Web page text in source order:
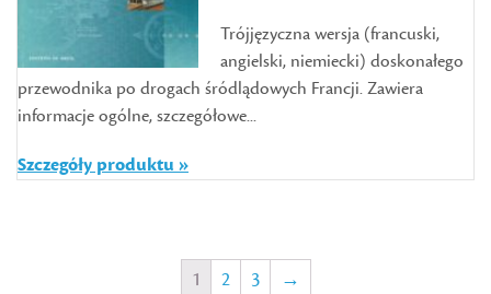
Trójjęzyczna wersja (francuski,
angielski, niemiecki) doskonałego
przewodnika po drogach śródlądowych Francji. Zawiera
informacje ogólne, szczegółowe...
Szczegóły produktu »
1 2 3 →